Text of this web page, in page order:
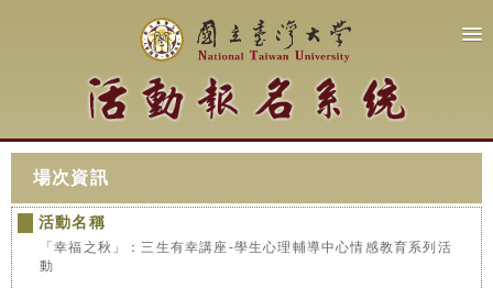
場次資訊
活動名稱
「幸福之秋」：三生有幸講座-學生心理輔導中心情感教育系列活
動